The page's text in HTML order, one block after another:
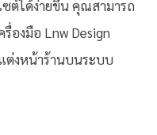
ต์ได้ง่ายขึ้น คุณสามารถ
องมือ Lnw Design
ต่งหน้าร้านบนระบบ